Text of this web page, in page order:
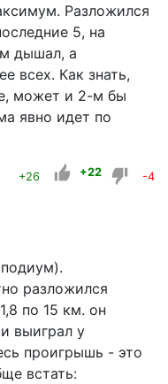
Разложился
5, на
дышал, а
всех. Как знать,
может и 2-м бы
явно идет по
+26 +22 -4
разложился
по 15 км. он
выиграл у
проигрышь - это
встать: